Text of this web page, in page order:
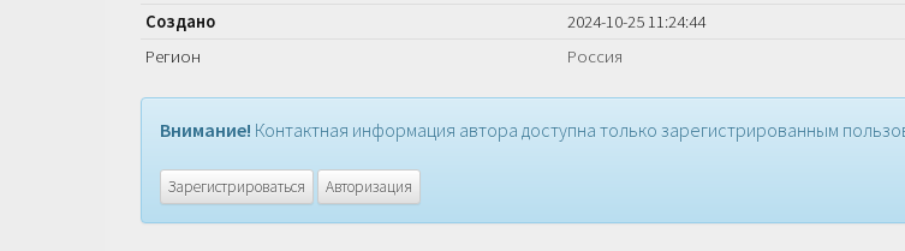
Создано
2024-10-25 11:24:44
Регион
Россия
Внимание! Контактная информация автора доступна только зарегистрированным
Зарегистрироваться Авторизация